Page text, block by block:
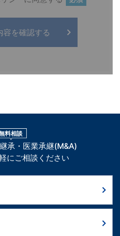
料相談
承・医業承継(M&A)
にご相談ください